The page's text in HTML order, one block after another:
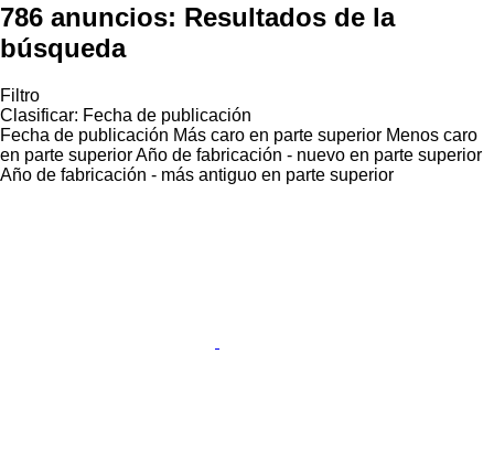
786 anuncios: Resultados de la
búsqueda
Filtro
Clasificar: Fecha de publicación
Fecha de publicación Más caro en parte superior Menos caro
en parte superiorAño de fabricación - nuevo en parte superior
Año de fabricación - más antiguo en parte superior